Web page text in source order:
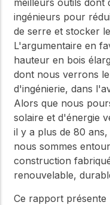
meilleurs outils dont
ingénieurs pour
de serre et stocker
L'argumentaire en
hauteur en bois
dont nous verrons
d'ingénierie, dans
Alors que nous
solaire et d'énergie
il y a plus de 80
nous sommes
construction
renouvelable,
Ce rapport